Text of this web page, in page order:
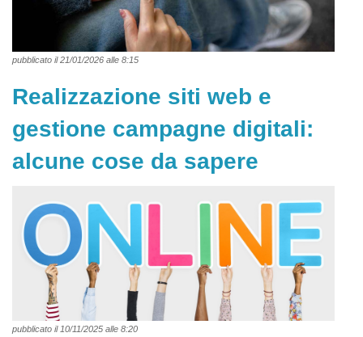
pubblicato il 21/01/2026 alle 8:15
Realizzazione siti web e
gestione campagne digitali:
alcune cose da sapere
pubblicato il 10/11/2025 alle 8:20